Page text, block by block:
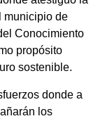
municipio de
Conocimiento
propósito
sostenible.
donde a
los